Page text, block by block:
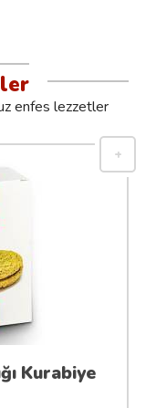
enfes lezzetler
Kurabiye